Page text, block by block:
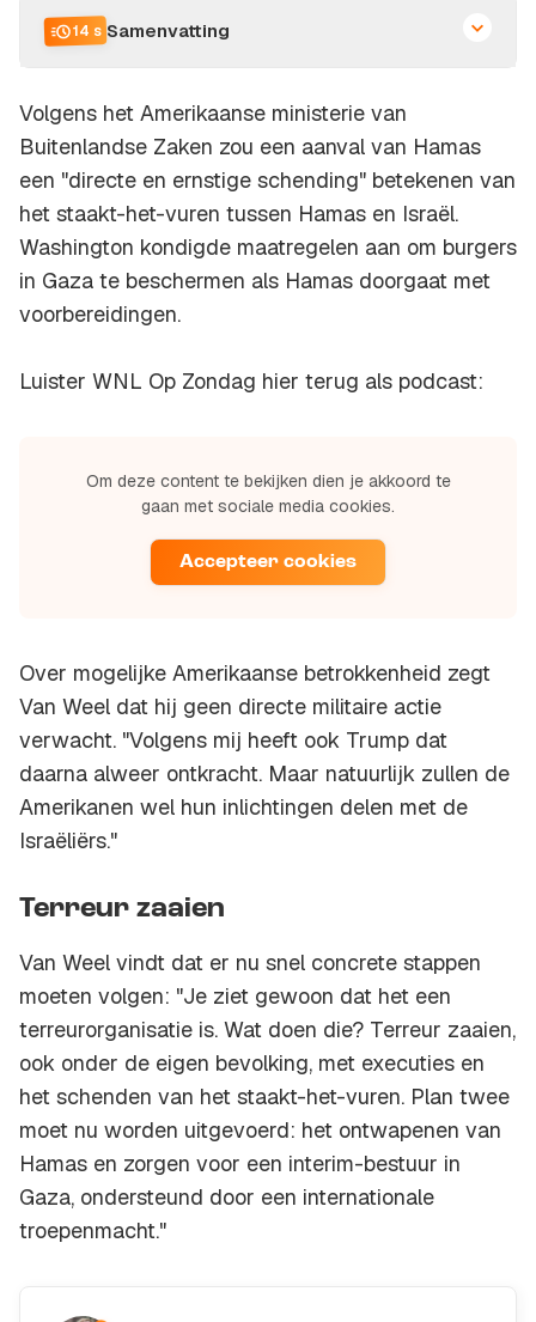
14 s Samenvatting
Volgens het Amerikaanse ministerie van
Buitenlandse Zaken zou een aanval van Hamas
een "directe en ernstige schending" betekenen van
het staakt-het-vuren tussen Hamas en Israël.
Washington kondigde maatregelen aan om burgers
in Gaza te beschermen als Hamas doorgaat met
voorbereidingen.
Luister WNL Op Zondag hier terug als podcast:
Om deze content te bekijken dien je akkoord te
gaan met sociale media cookies.
Accepteer cookies
Over mogelijke Amerikaanse betrokkenheid zegt
Van Weel dat hij geen directe militaire actie
verwacht. "Volgens mij heeft ook Trump dat
daarna alweer ontkracht. Maar natuurlijk zullen de
Amerikanen wel hun inlichtingen delen met de
Israëliërs."
Terreur zaaien
Van Weel vindt dat er nu snel concrete stappen
moeten volgen: "Je ziet gewoon dat het een
terreurorganisatie is. Wat doen die? Terreur zaaien,
ook onder de eigen bevolking, met executies en
het schenden van het staakt-het-vuren. Plan twee
moet nu worden uitgevoerd: het ontwapenen van
Hamas en zorgen voor een interim-bestuur in
Gaza, ondersteund door een internationale
troepenmacht."